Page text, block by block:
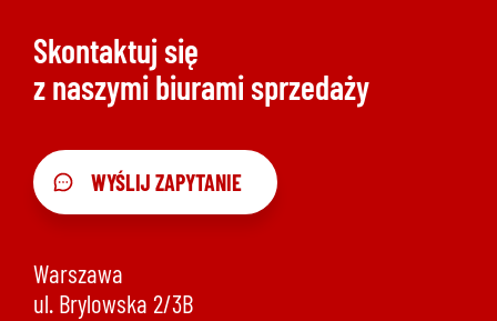
Skontaktuj się
z naszymi biurami sprzedaży
WYŚLIJ ZAPYTANIE
Warszawa
ul. Brylowska 2/3B